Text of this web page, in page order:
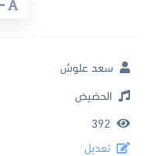
سعد علوش
الحضيض
392
تعديل